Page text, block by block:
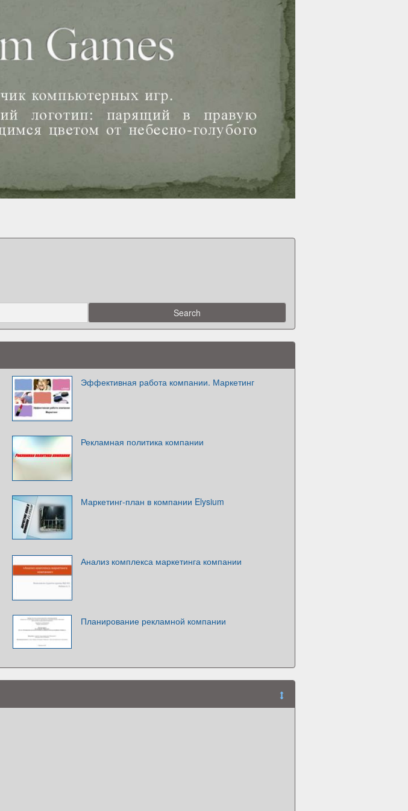
Эффективная работа компании. Маркетинг
Рекламная политика компании
Маркетинг-план в компании Elysium
Анализ комплекса маркетинга компании
Планирование рекламной компании